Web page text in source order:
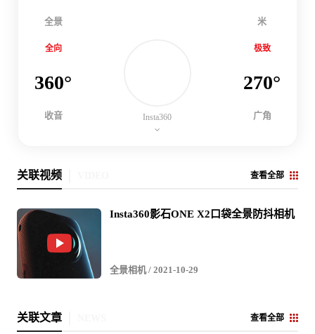
Insta360
全景 米
全向
360°
收音
极致
270°
广角
关联视频 查看全部
Insta360影石ONE X2口袋全景防抖相机
全景相机 / 2021-10-29
关联文章 查看全部